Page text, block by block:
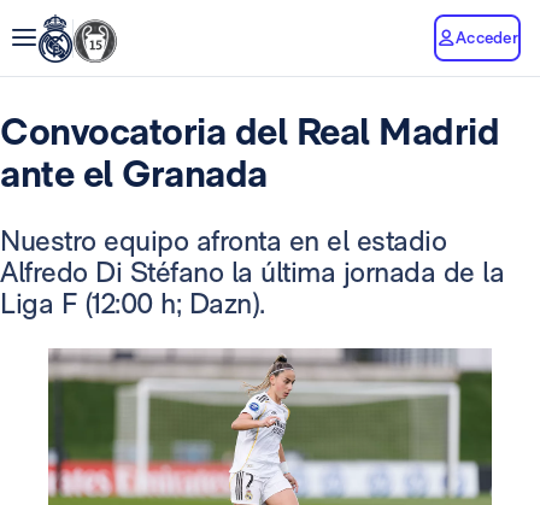
Acceder
Convocatoria del Real Madrid
ante el Granada
Nuestro equipo afronta en el estadio
Alfredo Di Stéfano la última jornada de la
Liga F (12:00 h; Dazn).